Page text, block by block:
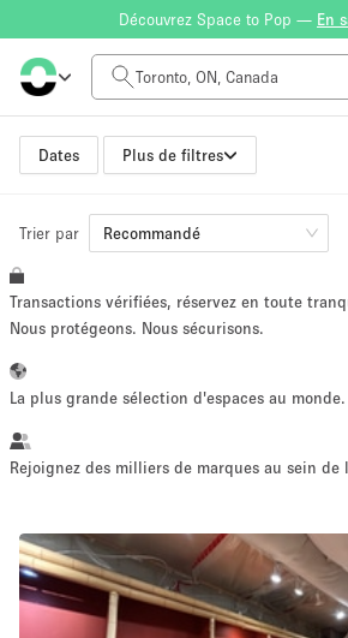
Découvrez Space to Pop — En
Dates Plus de filtres
Tarif à la journée
CA$0
Taille de l'espace
~ 13 personnes
Vente au
détail
Showroom Événement
Trier par Recommandé
Transactions vérifiées, réservez en toute
Nous protégeons. Nous sécurisons.
La plus grande sélection d'espaces au monde.
Rejoignez des milliers de marques au sein de